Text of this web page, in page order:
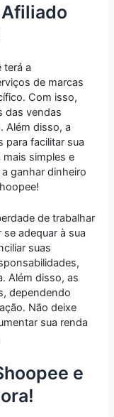
terá a
de marcas
Com isso,
das vendas
Além disso, a
para facilitar sua
simples e
ganhar dinheiro
de trabalhar
adequar à sua
suas
Além disso, as
dependendo
Não deixe
sua renda
e